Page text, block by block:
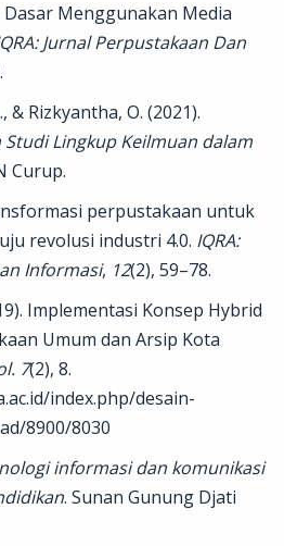
Menggunakan Media
Jurnal Perpustakaan Dan
& Rizkyantha, O. (2021).
Lingkup Keilmuan dalam
Curup.
perpustakaan untuk
revolusi industri 4.0. IQRA:
Informasi, 12(2), 59–78.
Implementasi Konsep Hybrid
Umum dan Arsip Kota
7(2), 8.
index.php/desain-
8900/8030
informasi dan komunikasi
. Sunan Gunung Djati